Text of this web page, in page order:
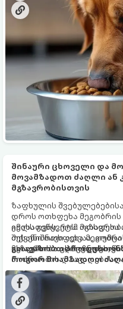
შინაური ცხოველი და
მოვამზადოთ ძაღლი ან
მგზავრობისთვის
ზაფხულის
დროს ოთხფეხა
გულს გვწყვეტს. ოთხფეხა
შესანიშნავი იდეაა,
მგზავრობა
მოძრაობის
საფრთხეებთან იყოს
იმისათვის, რომ
თქვენი ოთხფეხა
უსაფრთხო აღმოჩნდეს,
გთავაზობთ
როგორ მოამზადოთ
ავტომოგზაურობისთვის.